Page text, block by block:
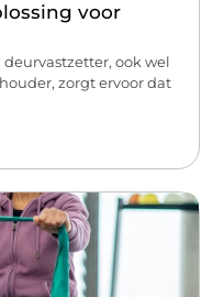
voor
ook wel
zorgt ervoor dat